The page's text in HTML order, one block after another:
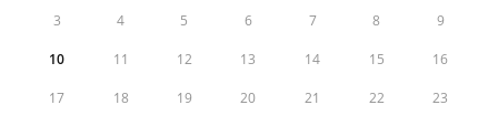
3 4 5 6 7 8 9
10 11 12 13 14 15 16
17 18 19 20 21 22 23